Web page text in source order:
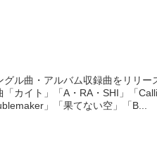
ル曲・アルバム収録曲をリリー
カイト」「A・RA・SHI」「
」「果てない空」「B...